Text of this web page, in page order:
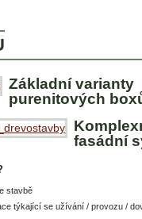
Základní varianty
purenitových
fasádní
stavbě
týkající se užívání / provozu /